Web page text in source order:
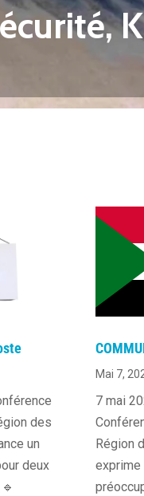
des
un
deux
Mai 7,
7 mai
Région
exprime